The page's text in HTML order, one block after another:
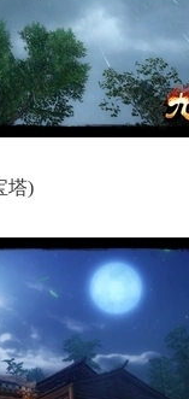
塔)